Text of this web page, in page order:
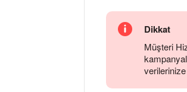
Dikkat
Müşteri